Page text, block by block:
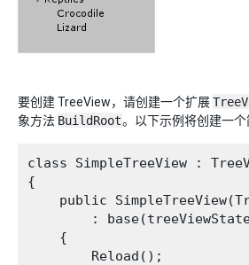
要创建 TreeView，请创建一个扩展
象方法 BuildRoot。以下示例将创建一个
class SimpleTreeView :
{
public
:
    {
        Reload();